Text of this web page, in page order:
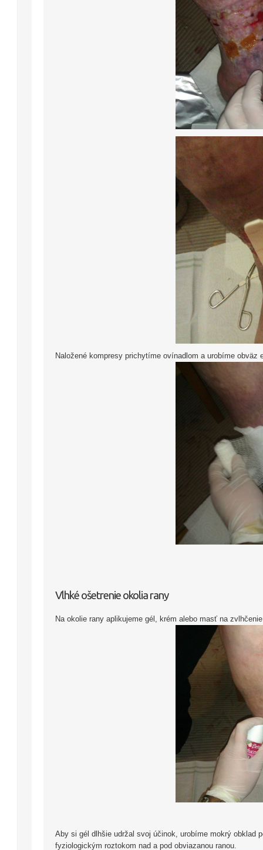
Naložené kompresy prichytíme ovínadlom a urobíme obväz
Vlhké ošetrenie okolia rany
Na okolie rany aplikujeme gél, krém alebo masť na
Aby si gél dlhšie udržal svoj účinok, urobíme mokrý obklad
fyziologickým roztokom nad a pod obviazanou ranou.